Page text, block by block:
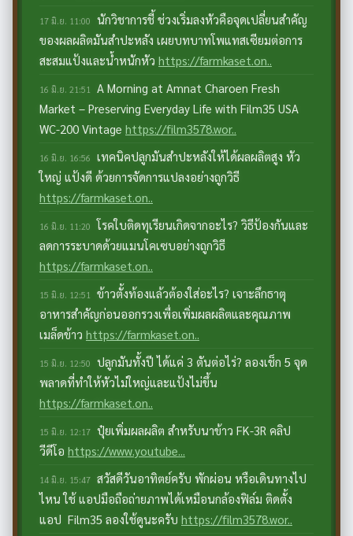
17 มิ.ย. 11:00 นักวิชาการชี้ ช่วงเริ่มลงหัวคือจุดเปลี่ยนสำคัญ
ของผลผลิตมันสำปะหลัง เผยบทบาทโพแทสเซียมต่อการ
สะสมแป้งและน้ำหนักหัว https://farmkaset.on..
16 มิ.ย. 21:51 A Morning at Amnat Charoen Fresh
Market – Preserving Everyday Life with Film35 USA
WC-200 Vintage https://film3578.wor..
16 มิ.ย. 16:56 เทคนิคปลูกมันสำปะหลังให้ได้ผลผลิตสูง หัว
ใหญ่ แป้งดี ด้วยการจัดการแปลงอย่างถูกวิธี
https://farmkaset.on..
16 มิ.ย. 11:20 โรคใบติดทุเรียนเกิดจากอะไร? วิธีป้องกันและ
ลดการระบาดด้วยแมนโคเซบอย่างถูกวิธี
https://farmkaset.on..
15 มิ.ย. 12:51 ข้าวตั้งท้องแล้วต้องใส่อะไร? เจาะลึกธาตุ
อาหารสำคัญก่อนออกรวงเพื่อเพิ่มผลผลิตและคุณภาพ
เมล็ดข้าว https://farmkaset.on..
15 มิ.ย. 12:50 ปลูกมันทั้งปี ได้แค่ 3 ตันต่อไร่? ลองเช็ก 5 จุด
พลาดที่ทำให้หัวไม่ใหญ่และแป้งไม่ขึ้น
https://farmkaset.on..
15 มิ.ย. 12:17 ปุ๋ยเพิ่มผลผลิต สำหรับนาข้าว FK-3R คลิป
วีดีโอ https://www.youtube...
14 มิ.ย. 15:47 สวัสดีวันอาทิตย์ครับ พักผ่อน หรือเดินทางไป
ไหน ใช้ แอปมือถือถ่ายภาพได้เหมือนกล้องฟิล์ม ติดตั้ง
แอป Film35 ลองใช้ดูนะครับ https://film3578.wor..